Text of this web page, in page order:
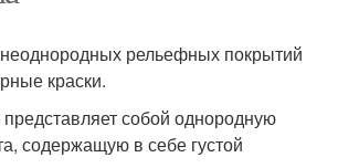
рельефных покрытий
краски.
представляет собой однородную
содержащую в себе густой